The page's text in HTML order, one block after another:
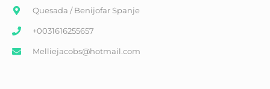
Quesada / Benijofar Spanje
+0031616255657
Melliejacobs@hotmail.com